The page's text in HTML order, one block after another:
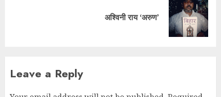
अश्विनी राय ‘अरुण’
Leave a Reply